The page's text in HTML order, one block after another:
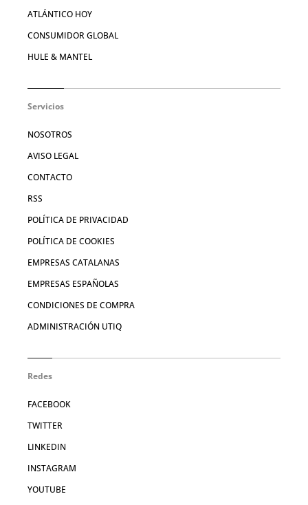
ATLÁNTICO HOY
CONSUMIDOR GLOBAL
HULE & MANTEL
Servicios
NOSOTROS
AVISO LEGAL
CONTACTO
RSS
POLÍTICA DE PRIVACIDAD
POLÍTICA DE COOKIES
EMPRESAS CATALANAS
EMPRESAS ESPAÑOLAS
CONDICIONES DE COMPRA
ADMINISTRACIÓN UTIQ
Redes
FACEBOOK
TWITTER
LINKEDIN
INSTAGRAM
YOUTUBE